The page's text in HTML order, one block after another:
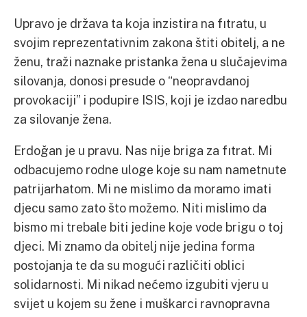
Upravo je država ta koja inzistira na fıtratu, u
svojim reprezentativnim zakona štiti obitelj, a ne
ženu, traži naznake pristanka žena u slučajevima
silovanja, donosi presude o “neopravdanoj
provokaciji” i podupire ISIS, koji je izdao naredbu
za silovanje žena.
Erdoğan je u pravu. Nas nije briga za fıtrat. Mi
odbacujemo rodne uloge koje su nam nametnute
patrijarhatom. Mi ne mislimo da moramo imati
djecu samo zato što možemo. Niti mislimo da
bismo mi trebale biti jedine koje vode brigu o toj
djeci. Mi znamo da obitelj nije jedina forma
postojanja te da su mogući različiti oblici
solidarnosti. Mi nikad nećemo izgubiti vjeru u
svijet u kojem su žene i muškarci ravnopravna